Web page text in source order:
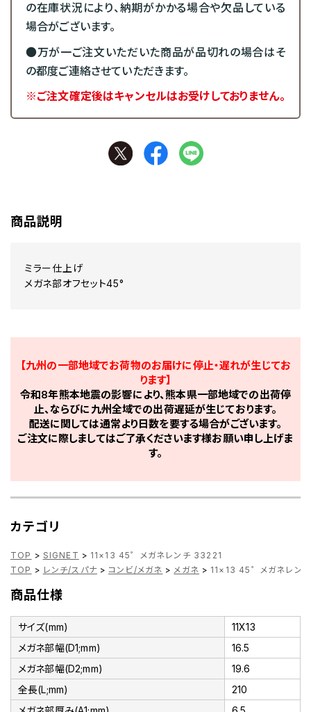
の在庫状況により、納期がかかる場合や欠品している
場合がございます。
●万が一ご注文いただいた商品が品切れの場合はそ
の都度ご連絡させていただきます。
※ご注文確定後はキャンセルはお受けしておりません。
商品説明
ミラー仕上げ
メガネ部オフセット45°
【九州の一部地域でお荷物のお届けに停止・遅れが生じてお
ります】
令和8年熊本地震の影響により、熊本県一部地域での出荷停
止、ならびに九州全域での出荷遅延が生じております。
配送に関しては通常より日数を要する場合がございます。
ご注文に際しましてはご了承くださいます様お願い申し上げま
す。
カテゴリ
TOP > SIGNET > 11×13 45゜メガネレンチ 33221
TOP > レンチ/スパナ > コンビ/メガネ > メガネ > 11×13 45゜メガネレン
商品仕様
サイズ(mm)
11X13
メガネ部幅(D1;mm)
16.5
メガネ部幅(D2;mm)
19.6
全長(L;mm)
210